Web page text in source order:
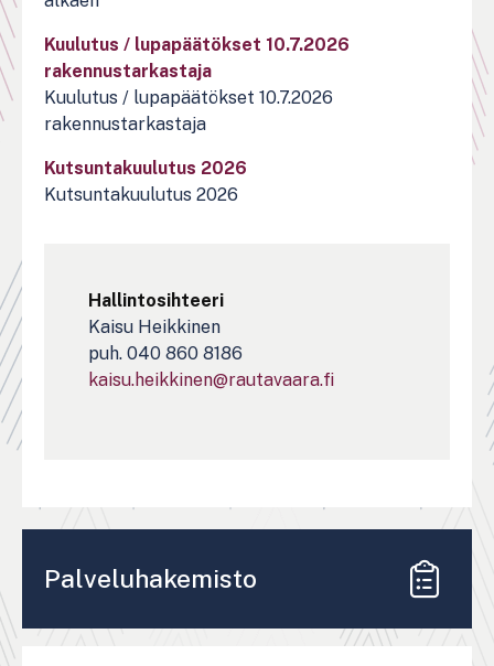
Kuulutus / lupapäätökset 10.7.2026
rakennustarkastaja
Kuulutus / lupapäätökset 10.7.2026
rakennustarkastaja
Kutsuntakuulutus 2026
Kutsuntakuulutus 2026
Hallintosihteeri
Kaisu Heikkinen
puh. 040 860 8186
kaisu.heikkinen@rautavaara.fi
Palveluhakemisto